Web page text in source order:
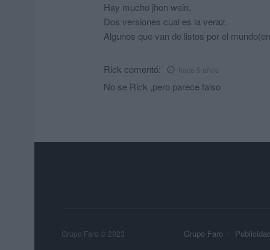
Hay mucho jhon wein.
Dos versiones cual es la veraz.
Algunos que van de listos por el
Rick comentó: hace 5 años
No se Rick ,pero parece falso
Grupo Faro Publicidad
Grupo Faro © 2023